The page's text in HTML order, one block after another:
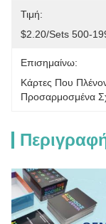
Τιμή:
$2.20/sets 500-
Επισημαίνω:
Κάρτες Που
Προσαρμοσμένα